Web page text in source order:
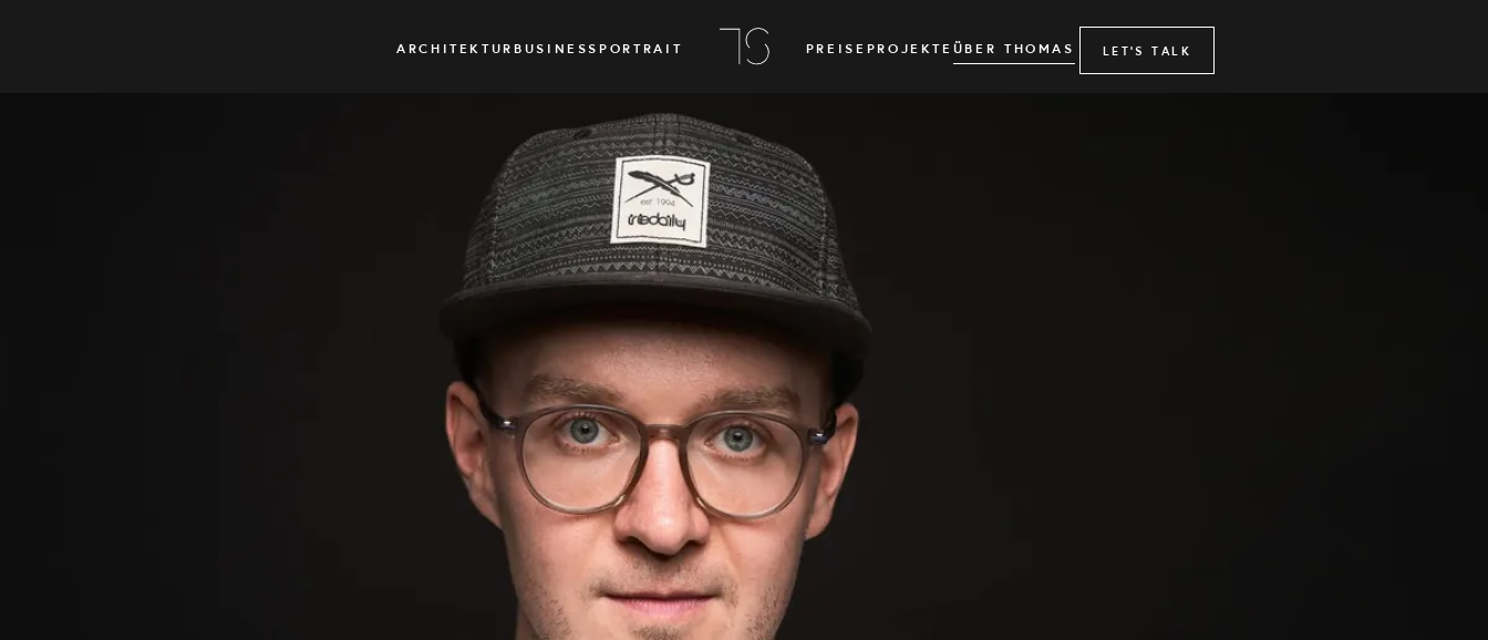
ARCHITEKTURBUSINESSPORTRAIT PREISE PROJEKTE ÜBER THOMAS LET'S TALK